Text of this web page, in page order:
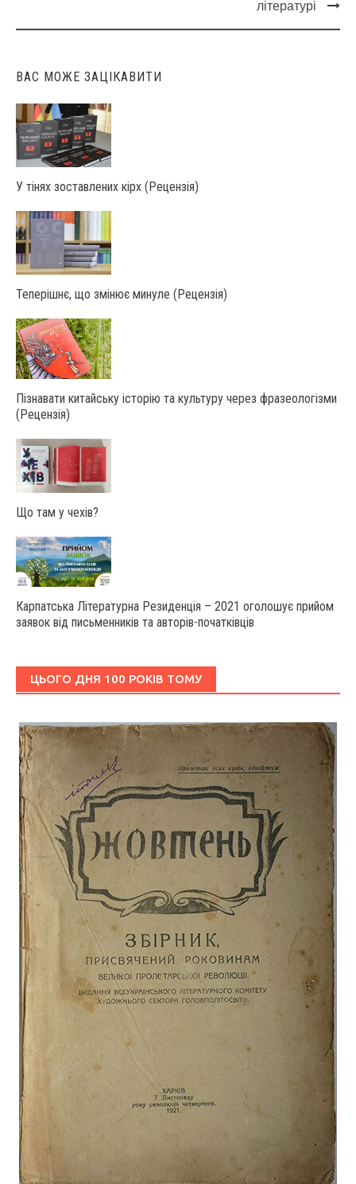
navigation
літературі
ВАС МОЖЕ ЗАЦІКАВИТИ
У тінях зоставлених кірх (Рецензія)
Теперішнє, що змінює минуле (Рецензія)
Пізнавати китайську історію та культуру через фразеологізми
(Рецензія)
Що там у чехів?
Карпатська Літературна Резиденція – 2021 оголошує прийом
заявок від письменників та авторів-початківців
ЦЬОГО ДНЯ 100 РОКІВ ТОМУ